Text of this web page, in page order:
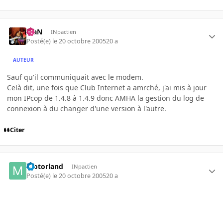
KiaN INpactien
Posté(e) le 20 octobre 200520 a
AUTEUR
Sauf qu'il communiquait avec le modem.
Celà dit, une fois que Club Internet a amrché, j'ai mis à jour
mon IPcop de 1.4.8 à 1.4.9 donc AMHA la gestion du log de
connexion à du changer d'une version à l'autre.
Citer
motorland INpactien
Posté(e) le 20 octobre 200520 a